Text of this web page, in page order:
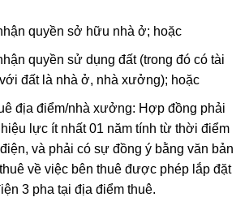
quyền sở hữu nhà ở; hoặc
quyền sử dụng đất (trong đó có tài
đất là nhà ở, nhà xưởng); hoặc
địa điểm/nhà xưởng: Hợp đồng phải
lực ít nhất 01 năm tính từ thời điểm
và phải có sự đồng ý bằng văn bản
về việc bên thuê được phép lắp đặt
3 pha tại địa điểm thuê.